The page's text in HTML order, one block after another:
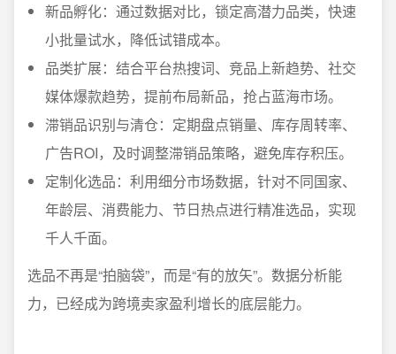
新品孵化：通过数据对比，锁定高潜力品类，快速
小批量试水，降低试错成本。
品类扩展：结合平台热搜词、竞品上新趋势、社交
媒体爆款趋势，提前布局新品，抢占蓝海市场。
滞销品识别与清仓：定期盘点销量、库存周转率、
广告ROI，及时调整滞销品策略，避免库存积压。
定制化选品：利用细分市场数据，针对不同国家、
年龄层、消费能力、节日热点进行精准选品，实现
千人千面。
选品不再是“拍脑袋”，而是“有的放矢”。数据分析能
力，已经成为跨境卖家盈利增长的底层能力。